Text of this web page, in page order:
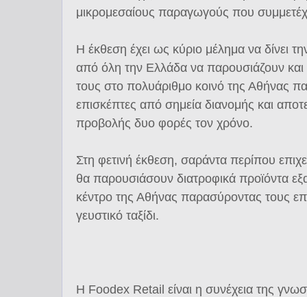
μικρομεσαίους παραγωγούς που
Η έκθεση έχει ως κύριο μέλημα να δίνει
από όλη την Ελλάδα να παρουσιάζουν και
τους στο πολυάριθμο κοινό της Αθήνας
επισκέπτες από σημεία διανομής και
προβολής δυο φορές τον χρόνο.
Στη φετινή έκθεση, σαράντα περίπου
θα παρουσιάσουν διατροφικά προϊόντα
κέντρο της Αθήνας παρασύροντας τους
γευστικό ταξίδι.
Η Foodex Retail είναι η συνέχεια της